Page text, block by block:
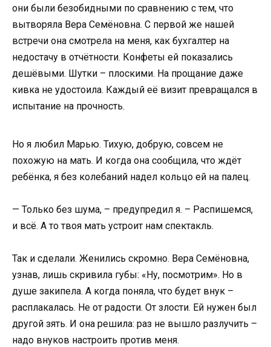
они были безобидными по сравнению с тем, что
вытворяла Вера Семёновна. С первой же нашей
встречи она смотрела на меня, как бухгалтер на
недостачу в отчётности. Конфеты ей показались
дешёвыми. Шутки – плоскими. На прощание даже
кивка не удостоила. Каждый её визит превращался в
испытание на прочность.
Но я любил Марью. Тихую, добрую, совсем не
похожую на мать. И когда она сообщила, что ждёт
ребёнка, я без колебаний надел кольцо ей на палец.
— Только без шума, – предупредил я. – Распишемся,
и всё. А то твоя мать устроит нам спектакль.
Так и сделали. Женились скромно. Вера Семёновна,
узнав, лишь скривила губы: «Ну, посмотрим». Но в
душе закипела. А когда поняла, что будет внук –
расплакалась. Не от радости. От злости. Ей нужен был
другой зять. И она решила: раз не вышло разлучить –
надо внуков настроить против меня.